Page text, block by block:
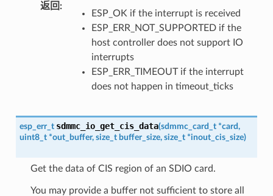
返回
ESP_OK if the interrupt is received
ESP_ERR_NOT_SUPPORTED if the
host controller does not support IO
interrupts
ESP_ERR_TIMEOUT if the interrupt
does not happen in timeout_ticks
esp_err_t sdmmc_io_get_cis_data(sdmmc_card_t *card,
uint8_t *out_buffer, size_t buffer_size, size_t *inout_cis_size)
Get the data of CIS region of an SDIO card.
You may provide a buffer not sufficient to store all